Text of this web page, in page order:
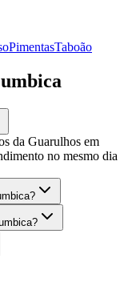
PimentasTaboão
da Guarulhos em
no mesmo dia